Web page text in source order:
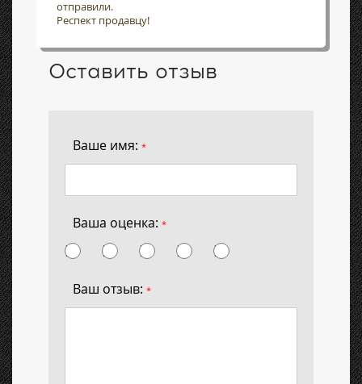
отправили.
Респект продавцу!
Оставить отзыв
Ваше имя: *
Ваша оценка: *
Ваш отзыв: *